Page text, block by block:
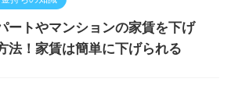
ートやマンションの家賃を下げ
法！家賃は簡単に下げられる